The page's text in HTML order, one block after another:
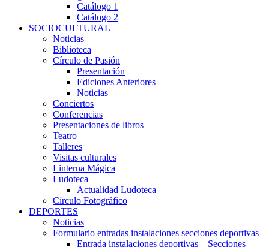
Catálogo 1
Catálogo 2
SOCIOCULTURAL
Noticias
Biblioteca
Círculo de Pasión
Presentación
Ediciones Anteriores
Noticias
Conciertos
Conferencias
Presentaciones de libros
Teatro
Talleres
Visitas culturales
Linterna Mágica
Ludoteca
Actualidad Ludoteca
Círculo Fotográfico
DEPORTES
Noticias
Formulario entradas instalaciones secciones deportivas
Entrada instalaciones deportivas – Secciones